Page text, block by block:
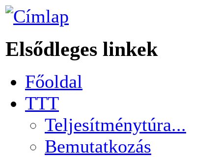
Elsődleges linkek
Főoldal
TTT
Teljesítménytúra...
Bemutatkozás